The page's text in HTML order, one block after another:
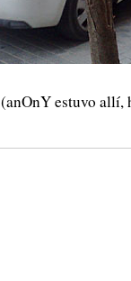
(anOnY estuvo allí,